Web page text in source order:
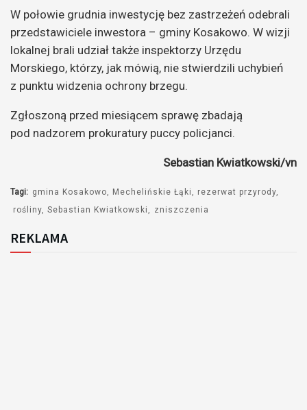
W połowie grudnia inwestycję bez zastrzeżeń odebrali
przedstawiciele inwestora – gminy Kosakowo. W wizji
lokalnej brali udział także inspektorzy Urzędu
Morskiego, którzy, jak mówią, nie stwierdzili uchybień
z punktu widzenia ochrony brzegu.
Zgłoszoną przed miesiącem sprawę zbadają
pod nadzorem prokuratury puccy policjanci.
Sebastian Kwiatkowski/vn
Tagi: gmina Kosakowo Mechelińskie Łąki
rezerwat przyrody
rośliny Sebastian Kwiatkowski zniszczenia
REKLAMA